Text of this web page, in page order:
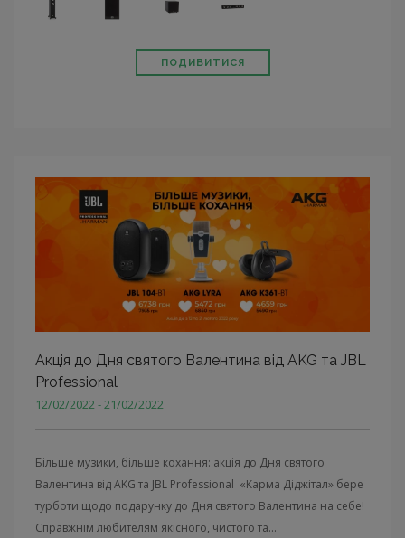
ПОДИВИТИСЯ
Акція до Дня святого Валентина від AKG та JBL
Professional
12/02/2022 - 21/02/2022
Більше музики, більше кохання: акція до Дня святого
Валентина від AKG та JBL Professional «Карма Діджітал» бере
турботи щодо подарунку до Дня святого Валентина на себе!
Справжнім любителям якісного, чистого та...